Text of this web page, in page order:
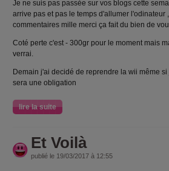
Je ne suis pas passée sur vos blogs cette
arrive pas et pas le temps d'allumer l'odinateur
commentaires mille merci ça fait du bien de
Coté perte c'est - 300gr pour le moment mais
verrai.
Demain j'ai decidé de reprendre la wii même
sera une obligation
lire la suite
Et Voilà
publié le 19/03/2017 à 12:55